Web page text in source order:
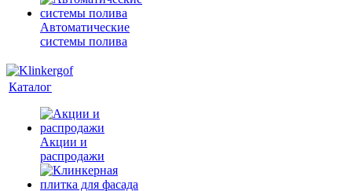
Автоматические
системы полива
Каталог
Акции и
распродажи